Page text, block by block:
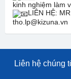
kinh nghiệm làm
LIÊN HỆ:
tho.lp@kizuna.vn
Liên hệ chúng